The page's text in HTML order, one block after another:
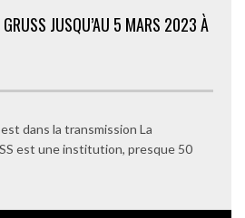
GRUSS JUSQU’AU 5 MARS 2023 À
dans la transmission La
est une institution, presque 50